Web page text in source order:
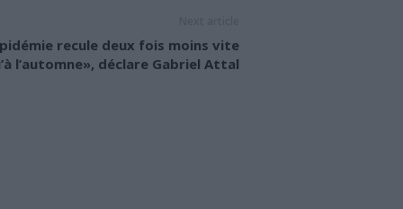
recule deux fois moins vite
l’automne», déclare Gabriel Attal